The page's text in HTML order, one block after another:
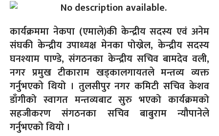
कार्यक्रममा नेकपा (एमाले)की केन्द्रीय सदस्य एवं अनेम
संघकी केन्द्रीय उपाध्यक्ष मेनका पोख्रेल, केन्द्रीय सदस्य
घनश्याम पाण्डे, संगठनका केन्द्रीय सचिव बामदेव वली,
नगर प्रमुख टीकाराम खड्कालगायतले मन्तव्य व्यक्त
गर्नुभएको थियो । तुलसीपुर नगर कमिटी सचिव केशव
डाँगीको स्वागत मन्तव्यबाट सुरु भएको कार्यक्रमको
सहजीकरण संगठनका सचिव बाबुराम न्यौपानेले
गर्नुभएको थियो ।